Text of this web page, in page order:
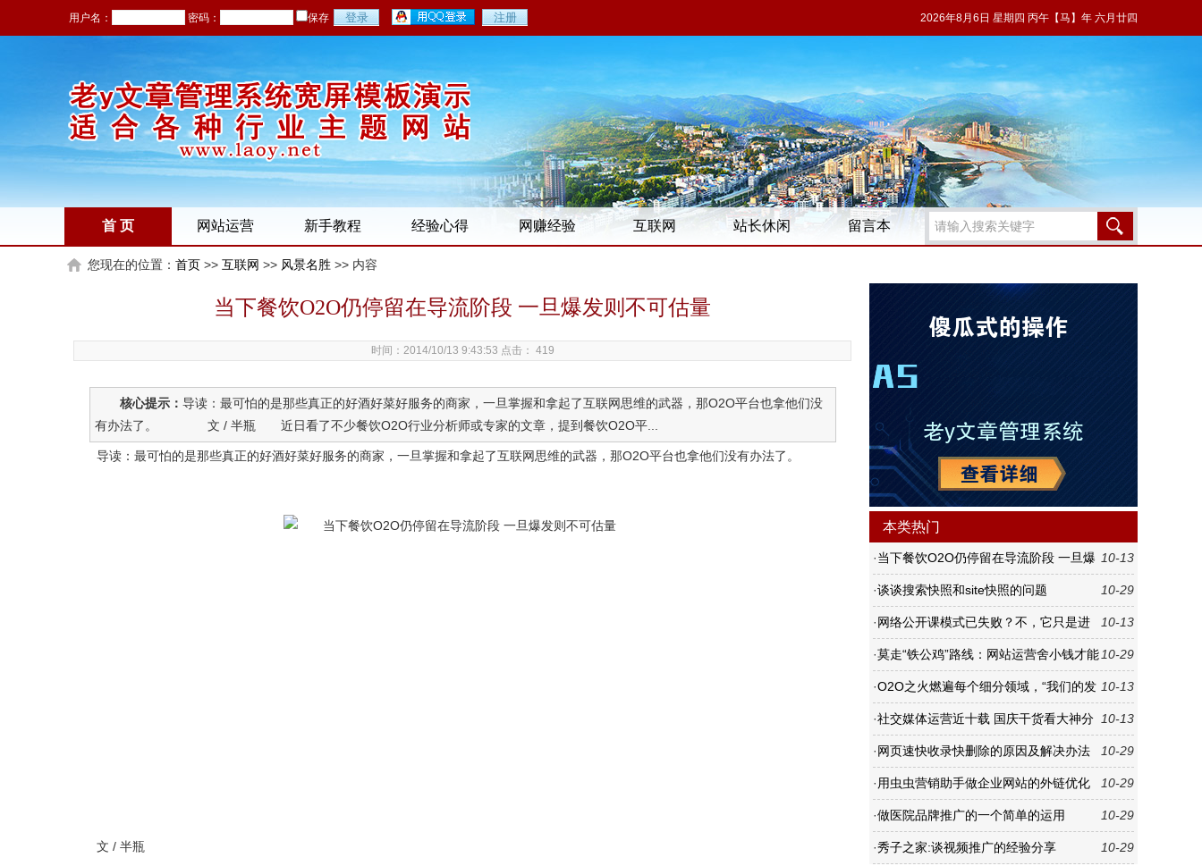
2026年8月6日 星期四 丙午【马】年 六月廿四
用户名： 密码： 保存
首 页 网站运营 新手教程 经验心得 网赚经验 互联网 站长休闲 留言本
您现在的位置： 首页 >> 互联网 >> 风景名胜 >> 内容
当下餐饮O2O仍停留在导流阶段 一旦爆发则不可估量
时间：2014/10/13 9:43:53 点击： 419
核心提示： 导读：最可怕的是那些真正的好酒好菜好服务的商家，一旦掌握和拿起了互联网思维的武器，那O2O平台也拿他们没
有办法了。 文 / 半瓶 近日看了不少餐饮O2O行业分析师或专家的文章，提到餐饮O2O平...
导读：最可怕的是那些真正的好酒好菜好服务的商家，一旦掌握和拿起了互联网思维的武器，那O2O平台也拿他们没有办法了。
文 / 半瓶
本类热门
10-13
·当下餐饮O2O仍停留在导流阶段 一旦爆
发则不可估量 10-29
·谈谈搜索快照和site快照的问题
10-13
·网络公开课模式已失败？不，它只是进
入2.0时代 10-29
·莫走“铁公鸡”路线：网站运营舍小钱才能
敛大财 10-13
·O2O之火燃遍每个细分领域，“我们的发
型师”如何避免重蹈覆辙？ 10-13
·社交媒体运营近十载 国庆干货看大神分
享 10-29
·网页速快收录快删除的原因及解决办法
10-29
· 用虫虫营销助手做企业网站的外链优化
10-29
·做医院品牌推广的一个简单的运用
10-29
·秀子之家:谈视频推广的经验分享